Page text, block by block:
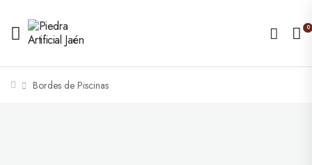
0
Bordes de Piscinas